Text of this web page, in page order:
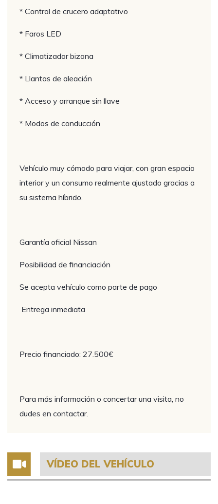
* Control de crucero adaptativo
* Faros LED
* Climatizador bizona
* Llantas de aleación
* Acceso y arranque sin llave
* Modos de conducción
Vehículo muy cómodo para viajar, con gran espacio
interior y un consumo realmente ajustado gracias a
su sistema híbrido.
Garantía oficial Nissan
Posibilidad de financiación
Se acepta vehículo como parte de pago
Entrega inmediata
Precio financiado: 27.500€
Para más información o concertar una visita, no
dudes en contactar.
VÍDEO DEL VEHÍCULO